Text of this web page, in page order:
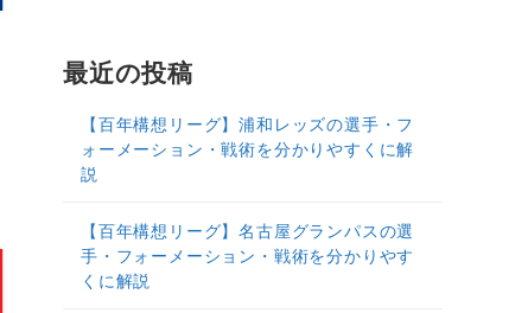
最近の投稿
【百年構想リーグ】浦和レッズの選手・フ
ォーメーション・戦術を分かりやすくに解
説
【百年構想リーグ】名古屋グランパスの選
手・フォーメーション・戦術を分かりやす
くに解説